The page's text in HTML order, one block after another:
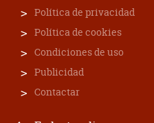
Política de privacidad
Política de cookies
Condiciones de uso
Publicidad
Contactar